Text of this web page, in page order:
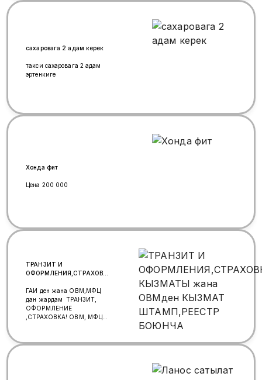
сахаровага 2 адам керек
такси сахаровага 2 адам
эртенкиге
Хонда фит
Цена 200 000
ТРАНЗИТ И
ОФОРМЛЕНИЯ,СТРАХОВКА
КЫЗМАТ ШТАМП,РЕЕСТР
БОЮНЧА
ГАИ ден жана ОВМ,МФЦ
дан жардам ТРАНЗИТ,
ОФОРМЛЕНИЕ
,СТРАХОВКА! ОВМ, МФЦ
ЧЕЧИЛЕТ